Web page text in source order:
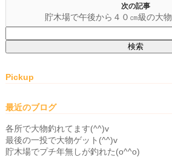
次の記事
貯木場で午後から４０㎝級の大
索:
Pickup
最近のブログ
各所で大物釣れてます(^^)v
最後の一投で大物ゲット(^^)v
貯木場でプチ年無しが釣れた(o^^o)